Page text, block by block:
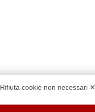
Rifiuta cookie non necessari ✕